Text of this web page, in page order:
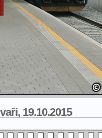
19.10.2015